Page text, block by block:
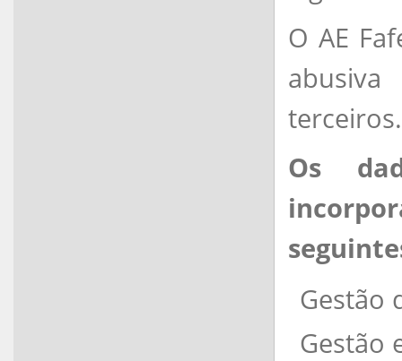
O AE
terceiros.
Os
Gestão
Gestão